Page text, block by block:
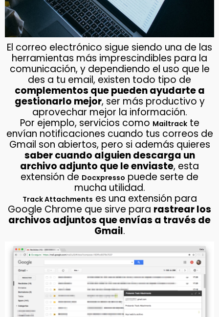
El correo electrónico sigue siendo una de las
herramientas más imprescindibles para la
comunicación, y dependiendo el uso que le
des a tu email, existen todo tipo de
complementos que pueden ayudarte a
gestionarlo mejor, ser más productivo y
aprovechar mejor la información.
Por ejemplo, servicios como Mailtrackte
envían notificaciones cuando tus correos de
Gmail son abiertos, pero si además quieres
saber cuando alguien descarga un
archivo adjunto que le enviaste, esta
extensión de Docxpresso puede serte de
mucha utilidad.
Track Attachments es una extensión para
Google Chrome que sirve para rastrear los
archivos adjuntos que envías a través de
Gmail.